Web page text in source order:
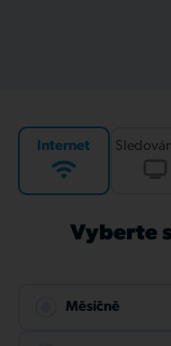
Internet
Vyberte
Měsíčně